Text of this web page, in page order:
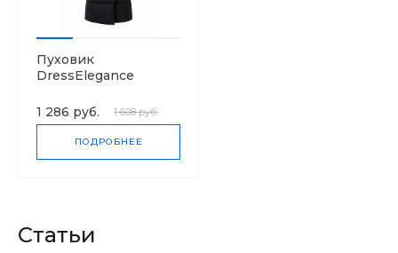
Пуховик
DressElegance
1 286 руб. 1 608 руб.
ПОДРОБНЕЕ
Статьи